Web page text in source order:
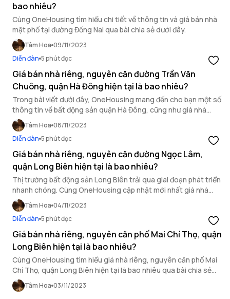
bao nhiêu?
Cùng OneHousing tìm hiểu chi tiết về thông tin và giá bán nhà
mặt phố tại đường Đống Nai qua bài chia sẻ dưới đây.
Tâm Hoa 09/11/2023
Diễn đàn 5 phút đọc
Giá bán nhà riêng, nguyên căn đường Trần Văn
Chuông, quận Hà Đông hiện tại là bao nhiêu?
Trong bài viết dưới đây, OneHousing mang đến cho bạn một số
thông tin về bất động sản quận Hà Đông, cũng như giá nhà
riêng, nguyên căn tại đường Trần Văn Chuông.
Tâm Hoa 08/11/2023
Diễn đàn 5 phút đọc
Giá bán nhà riêng, nguyên căn đường Ngọc Lâm,
quận Long Biên hiện tại là bao nhiêu?
Thị trường bất động sản Long Biên trải qua giai đoạn phát triển
nhanh chóng. Cùng OneHousing cập nhật mới nhất giá nhà
riêng, nguyên căn đường Ngọc Lâm qua bài viết sau!
Tâm Hoa 04/11/2023
Diễn đàn 5 phút đọc
Giá bán nhà riêng, nguyên căn phố Mai Chí Thọ, quận
Long Biên hiện tại là bao nhiêu?
Cùng OneHousing tìm hiểu giá nhà riêng, nguyên căn phố Mai
Chí Thọ, quận Long Biên hiện tại là bao nhiêu qua bài chia sẻ
ngay sau đây.
Tâm Hoa 03/11/2023